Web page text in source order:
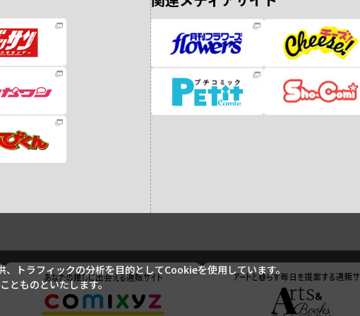
トラフィックの分析を目的としてCookieを使用しています。
とものといたします。